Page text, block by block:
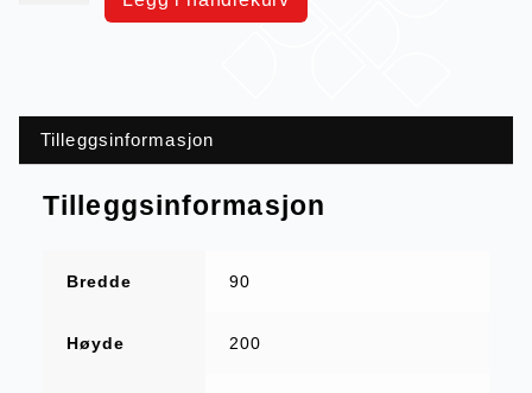
Tilleggsinformasjon
Tilleggsinformasjon
Bredde 90
Høyde 200